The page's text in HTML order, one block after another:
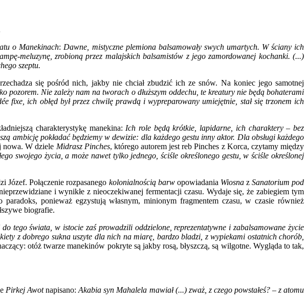
o Manekinach:Dawne, mistyczne plemiona balsamowały swych umartych. W ściany ich
meluzynę, zrobioną przez malajskich balsamistów z jego zamordowanej kochanki. (...)
szeptu.
się pośród nich, jakby nie chciał zbudzić ich ze snów. Na koniec jego samotnej
pozorem. Nie zależy nam na tworach o dłuższym oddechu, te kreatury nie będą bohaterami
fixe, ich obłęd był przez chwilę prawdą i wypreparowany umiejętnie, stał się trzonem ich
charakterystykę manekina:Ich role będą krótkie, lapidarne, ich charaktery – bez
ambicję pokładać będziemy w dewizie: dla każdego gestu inny aktor. Dla obsługi każdego
nowa. W dziele Midrasz Pinches, którego autorem jest reb Pinches z Korca, czytamy między
swojego życia, a może nawet tylko jednego, ściśle określonego gestu, w ściśle określonej
Połączenie rozpasanego kolonialnością barw opowiadania Wiosnaz Sanatorium pod
i wynikłe z nieoczekiwanej fermentacji czasu. Wydaje się, że zabiegiem tym
ponieważ egzystują własnym, minionym fragmentem czasu, w czasie również
biografie.
tego świata, w istocie zaś prowadzili oddzielone, reprezentatywne i zabalsamowane życie
z dobrego sukna uszyte dla nich na miarę, bardzo bladzi, z wypiekami ostatnich chorób,
otóż twarze manekinów pokryte są jakby rosą, błyszczą, są wilgotne. Wygląda to tak,
Pirkej Awotnapisano:Akabia syn Mahalela mawiał (...) zważ, z czego powstałeś? – z atomu